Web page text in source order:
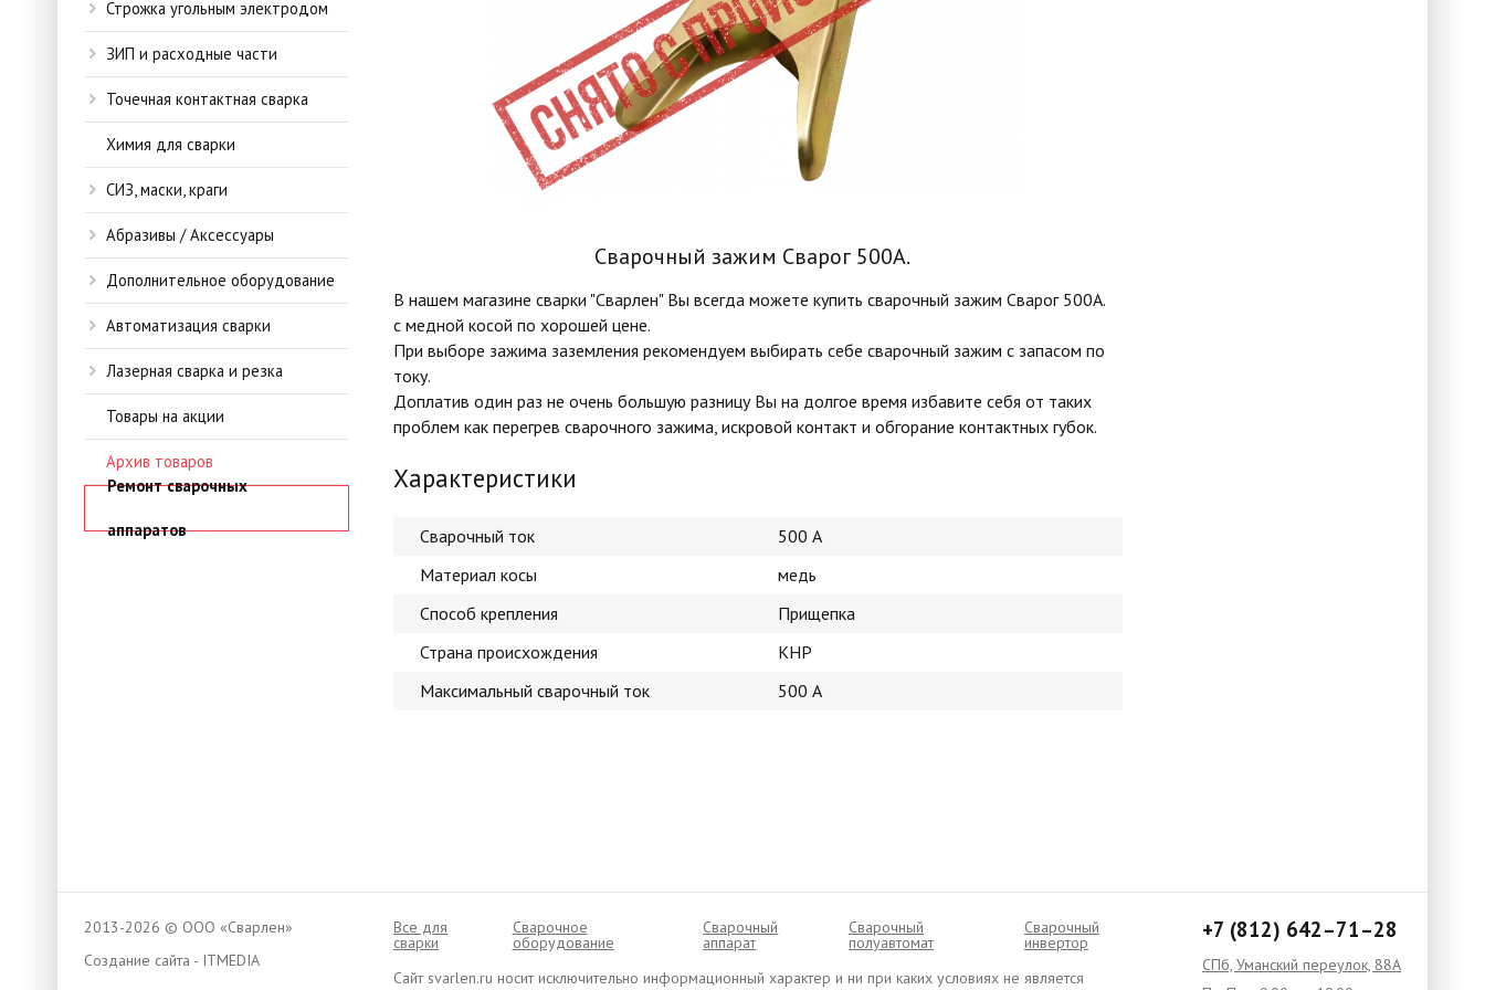
Строжка угольным электродом
ЗИП и расходные части
Точечная контактная сварка
Химия для сварки
СИЗ, маски, краги
Абразивы / Аксессуары
Дополнительное оборудование
Автоматизация сварки
Лазерная сварка и резка
Товары на акции
Архив товаров
Ремонт сварочных
аппаратов
Сварочный зажим Сварог 500А.
В нашем магазине сварки "Сварлен" Вы всегда можете купить сварочный зажим Сварог 500А.
с медной косой по хорошей цене.
При выборе зажима заземления рекомендуем выбирать себе сварочный зажим с запасом по
току.
Доплатив один раз не очень большую разницу Вы на долгое время избавите себя от таких
проблем как перегрев сварочного зажима, искровой контакт и обгорание контактных губок.
Характеристики
Сварочный ток
500 А
Материал косы
медь
Способ крепления
Прищепка
Страна происхождения
КНР
Максимальный сварочный ток
500 А
2013-2026 © ООО «Сварлен»
Создание сайта - ITMEDIA
Все для
сварки
Сварочное
оборудование
Сварочный
аппарат
Cварочный
полуавтомат
Сварочный
инвертор
Сайт svarlen.ru носит исключительно информационный характер и ни при каких условиях не является
+7 (812) 642–71–28
СПб, Уманский переулок, 88А